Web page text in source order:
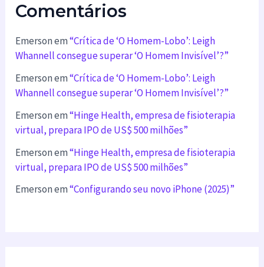
Comentários
Emersonem“Crítica de ‘O Homem-Lobo’: Leigh
Whannell consegue superar ‘O Homem Invisível’?”
Emersonem“Crítica de ‘O Homem-Lobo’: Leigh
Whannell consegue superar ‘O Homem Invisível’?”
Emersonem“Hinge Health, empresa de fisioterapia
virtual, prepara IPO de US$ 500 milhões”
Emersonem“Hinge Health, empresa de fisioterapia
virtual, prepara IPO de US$ 500 milhões”
Emersonem“Configurando seu novo iPhone (2025)”